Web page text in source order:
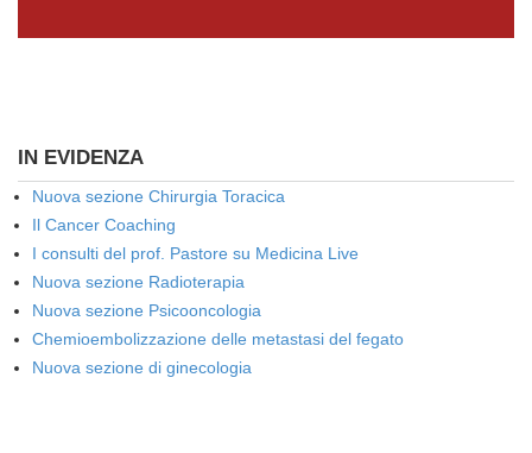
IN EVIDENZA
Nuova sezione Chirurgia Toracica
Il Cancer Coaching
I consulti del prof. Pastore su Medicina Live
Nuova sezione Radioterapia
Nuova sezione Psicooncologia
Chemioembolizzazione delle metastasi del fegato
Nuova sezione di ginecologia